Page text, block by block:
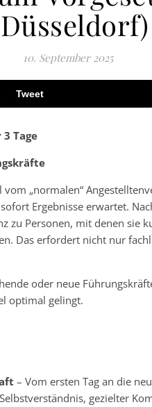
10. September 2025
Tweet
Tage
vom „normalen“
Ergebnisse erwartet.
zu Personen, mit denen sie
Das erfordert nicht nur
oder neue
optimal gelingt.
– Vom ersten Tag an die
gezielter